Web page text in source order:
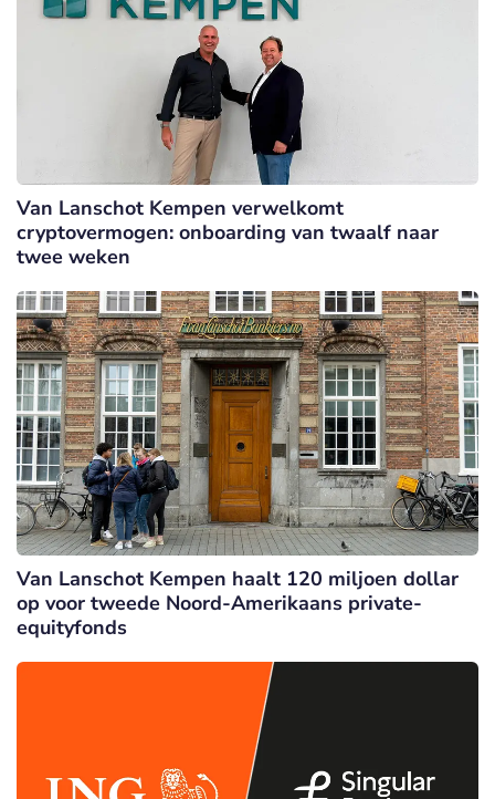
Van Lanschot Kempen verwelkomt
cryptovermogen: onboarding van twaalf naar
twee weken
Van Lanschot Kempen haalt 120 miljoen dollar
op voor tweede Noord-Amerikaans private-
equityfonds